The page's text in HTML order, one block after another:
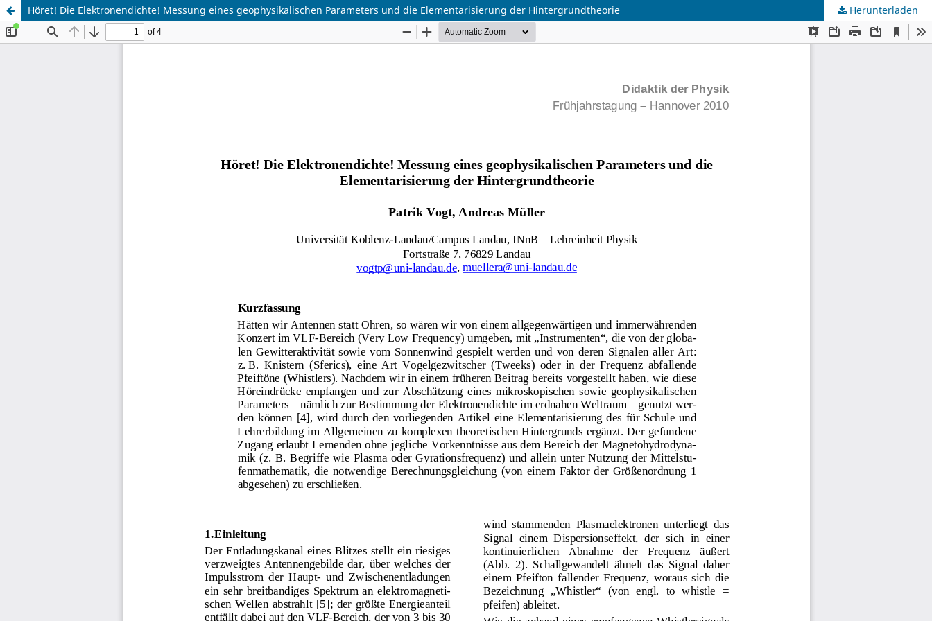
Höret! Die Elektronendichte! Messung eines geophysikalischen Parameters und die Elementarisierung der Hintergrundtheorie Herunterladen